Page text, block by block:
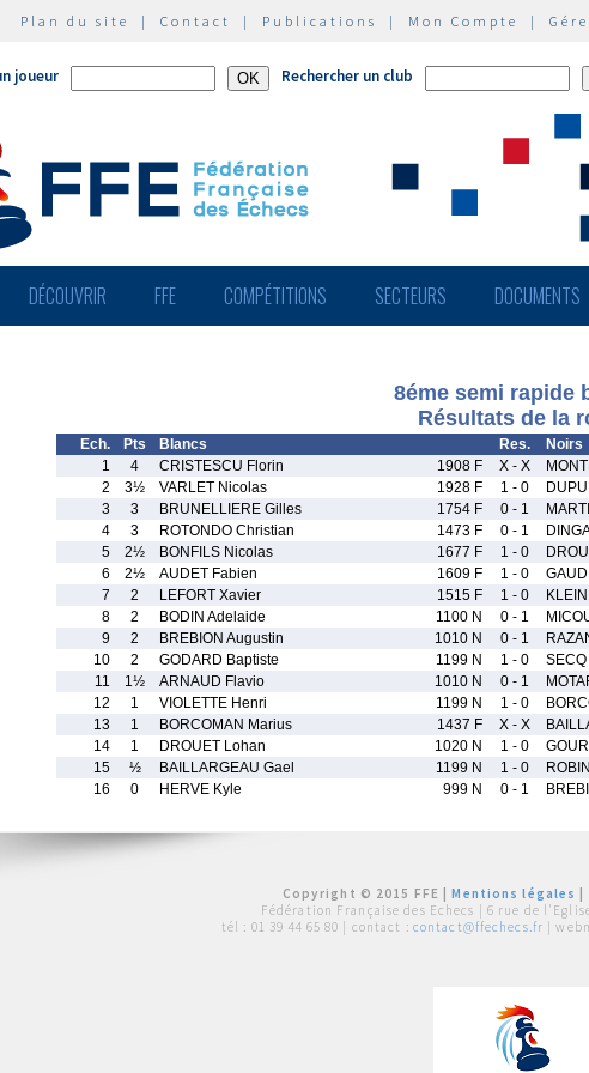
Plan du site | Contact | Publications | Mon Compte |
joueur Rechercher un club
DÉCOUVRIR FFE COMPÉTITIONS SECTEURS DOCUMENTS
8éme semi rapide
Résultats de la
Ech. Pts Blancs Res. Noirs
1
4 CRISTESCU Florin 1908 F X - X
2
3½ VARLET Nicolas 1928 F 1 - 0
3
3 BRUNELLIERE Gilles 1754 F 0 - 1
4
3 ROTONDO Christian 1473 F 0 - 1
5
2½ BONFILS Nicolas 1677 F 1 - 0
6
2½ AUDET Fabien 1609 F 1 - 0
7
2 LEFORT Xavier 1515 F 1 - 0
8
2 BODIN Adelaide 1100 N 0 - 1
9
2 BREBION Augustin 1010 N 0 - 1
10
2 GODARD Baptiste 1199 N 1 - 0
11
1½ ARNAUD Flavio 1010 N 0 - 1
12
1 VIOLETTE Henri 1199 N 1 - 0
13
1 BORCOMAN Marius 1437 F X - X
14
1 DROUET Lohan 1020 N 1 - 0
15
½ BAILLARGEAU Gael 1199 N 1 - 0
16
0 HERVE Kyle 999 N 0 - 1
Copyright © 2015 FFE |Mentions légales
Fédération Française des Echecs | 6 rue de l'Eglise
tél : 01 39 44 65 80 | contact : contact@ffechecs.fr |